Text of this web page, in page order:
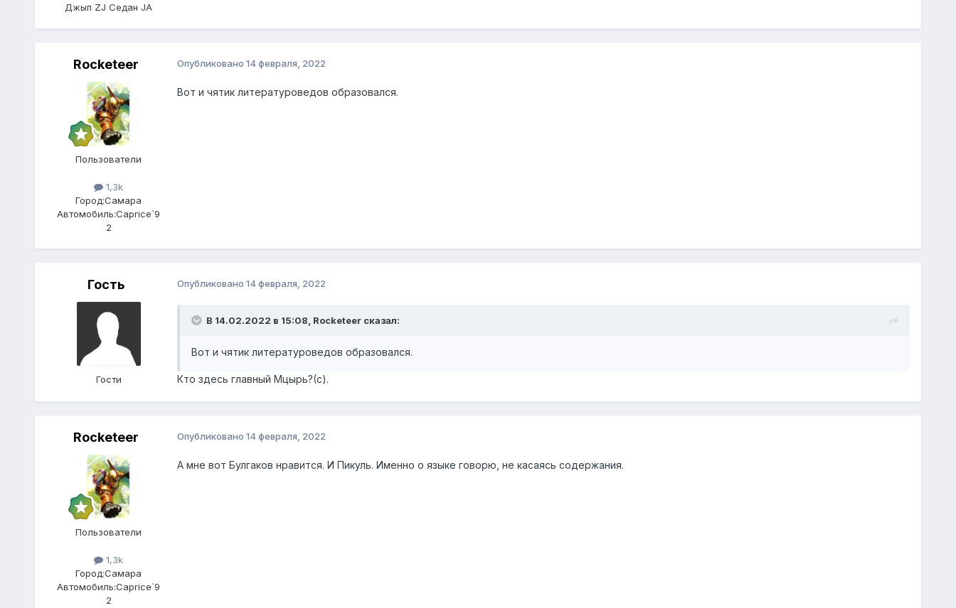
Джып ZJ Седан JA
Rocketeer
Пользователи
1,3k
Город:Самара
Автомобиль:Caprice`9
2
Опубликовано 14 февраля, 2022
Вот и чятик литературоведов образовался.
Гость
Гости
Опубликовано 14 февраля, 2022
В 14.02.2022 в 15:08, Rocketeerсказал:
Вот и чятик литературоведов образовался.
Кто здесь главный Мцырь?(с).
Rocketeer
Пользователи
1,3k
Город:Самара
Автомобиль:Caprice`9
2
Опубликовано 14 февраля, 2022
А мне вот Булгаков нравится. И Пикуль. Именно о языке говорю, не касаясь содержания.